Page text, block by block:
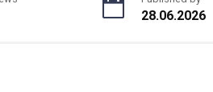
28.06.2026